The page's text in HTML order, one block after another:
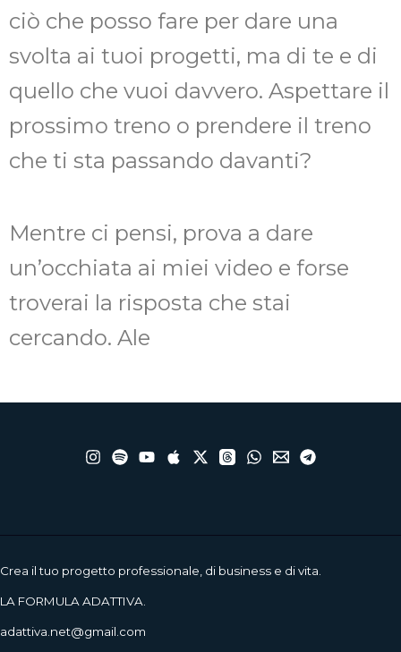
ciò che posso fare per dare una
svolta ai tuoi progetti, ma di te e di
quello che vuoi davvero. Aspettare il
prossimo treno o prendere il treno
che ti sta passando davanti?
Mentre ci pensi, prova a dare
un’occhiata ai miei video e forse
troverai la risposta che stai
cercando. Ale
Crea il tuo progetto professionale, di business e di vita.
LA FORMULA ADATTIVA.
adattiva.net@gmail.com